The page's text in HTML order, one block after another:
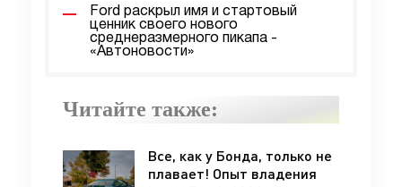
Ford раскрыл имя и стартовый
ценник своего нового
среднеразмерного пикапа -
«Автоновости»
Читайте также:
Все, как у Бонда, только не
плавает! Опыт владения